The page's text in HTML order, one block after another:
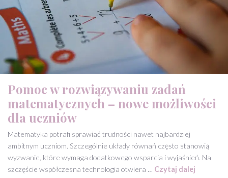
Pomoc w rozwiązywaniu zadań
matematycznych – nowe możliwości
dla uczniów
Matematyka potrafi sprawiać trudności nawet najbardziej
ambitnym uczniom. Szczególnie układy równań często stanowią
wyzwanie, które wymaga dodatkowego wsparcia i wyjaśnień. Na
szczęście współczesna technologia otwiera … Czytaj dalej